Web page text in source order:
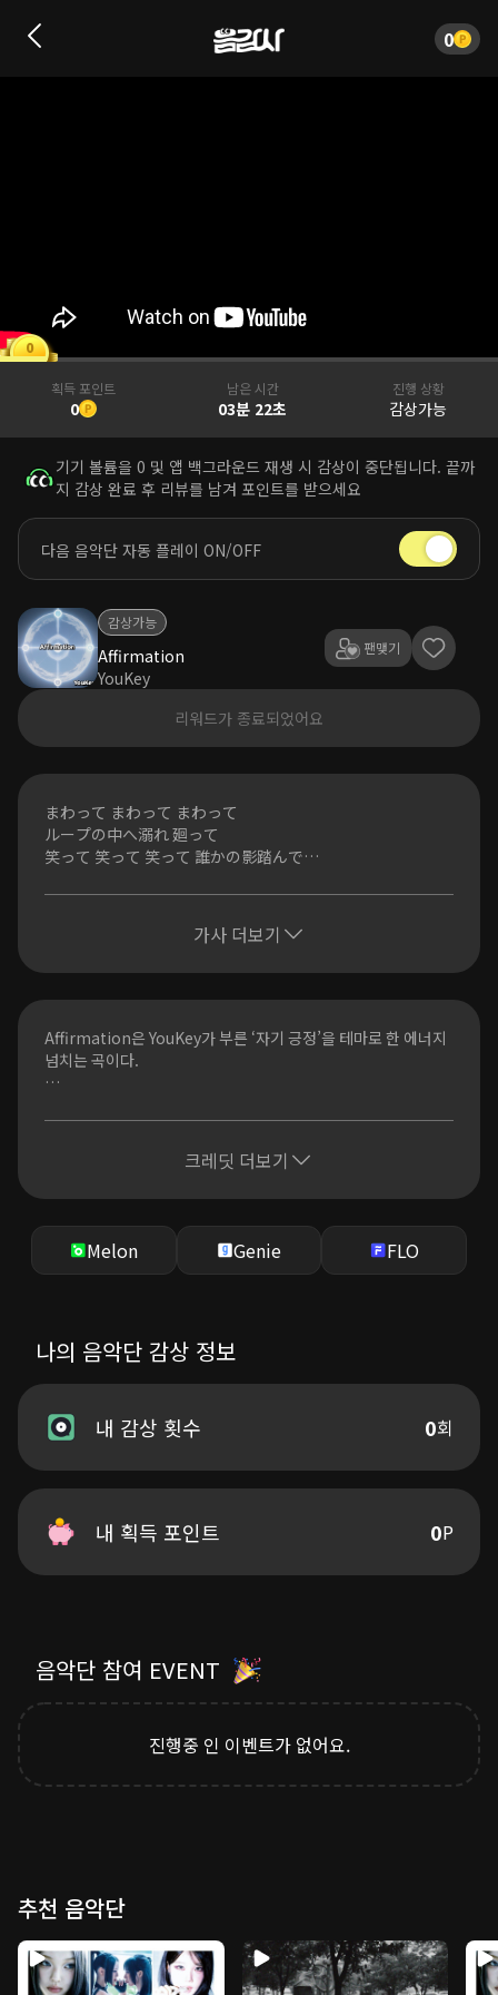
0
0
획득 포인트
0
남은 시간
03분 22초
진행 상황
감상가능
기기 볼륨을 0 및 앱 백그라운드 재생 시 감상이 중단됩니다. 끝까
지 감상 완료 후 리뷰를 남겨 포인트를 받으세요
다음 음악단 자동 플레이 ON/OFF
감상가능
Affirmation
YouKey
팬맺기
리워드가 종료되었어요
まわって まわって まわって
ループの中へ溺れ 廻って
笑って 笑って 笑って 誰かの影踏んで
運命って？ 囁いて 進むだけ
誰かの夢 まねてみて
パラパラと 灰になって
記憶の中 舞い踊って 落ちる夢のように
ひび割れた器に
それがいいと思えばいい
前を向いて
笑って 笑って 笑って誰かの影を踏んで
無限大の可能性だって
囁いて 囁いて 進め
アファメーション 唱えては
この場所で溶けてゆくまで 廻ってる
まわって まわって まわって
ループの中へ溺れ 廻って
笑って 進むだけ 進むだけ 進むだけ 進むだけ
運命って？ 囁いて 進むだけ
가사 더보기
Affirmation은 YouKey가 부른 ‘자기 긍정’을 테마로 한 에너지
넘치는 곡이다.
나아갈 힘’ 을 주는 한 곡이다.
팝적이고 질주감 있는 사운드와 앞으로 나아가는 메시지가 담긴
가사가 어우러져, 듣는 사람의 등을 밀어주는 한 곡이 되고 있다.
또한 제작은 JUJU, 나카지마 미카, 모모이로 클로버 Z 등을 폭넓
게 담당해 온 프로듀서 기무라 아쓰시(木村篤史) 가 총괄 프로듀
른 스매시 히트곡이 되었다.
크레딧 더보기
Melon Genie FLO
나의 음악단 감상 정보
내 감상 횟수 0회
내 획득 포인트 0P
음악단 참여 EVENT
진행중 인 이벤트가 없어요.
추천 음악단